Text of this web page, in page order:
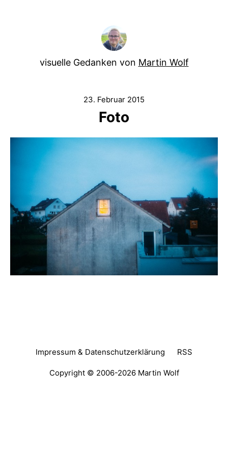
visuelle Gedanken von Martin Wolf
23. Februar 2015
Foto
Impressum & Datenschutzerklärung RSS
Copyright © 2006-2026 Martin Wolf